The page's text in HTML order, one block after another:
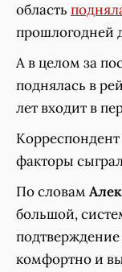
область
прошлогодней
А в целом за
поднялась в
лет входит в
факторы
По словам
большой,
подтверждение
комфортно и